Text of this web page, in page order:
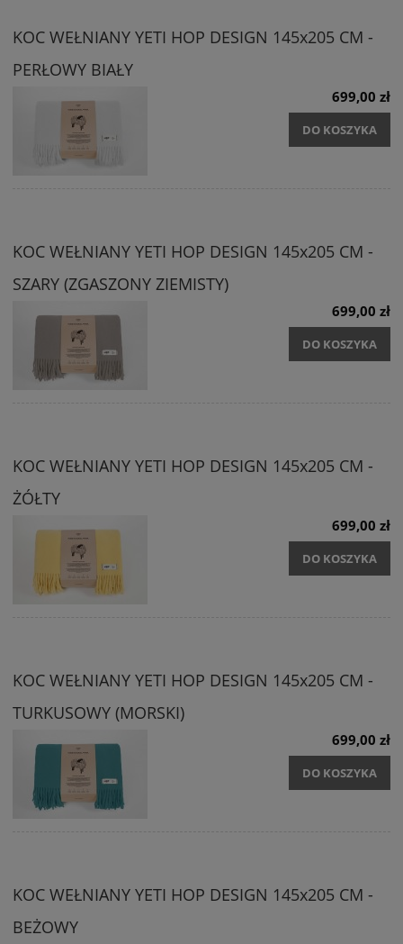
KOC WEŁNIANY YETI HOP DESIGN 145x205 CM -
PERŁOWY BIAŁY
699,00 zł
DO KOSZYKA
KOC WEŁNIANY YETI HOP DESIGN 145x205 CM -
SZARY (ZGASZONY ZIEMISTY)
699,00 zł
DO KOSZYKA
KOC WEŁNIANY YETI HOP DESIGN 145x205 CM -
ŻÓŁTY
699,00 zł
DO KOSZYKA
KOC WEŁNIANY YETI HOP DESIGN 145x205 CM -
TURKUSOWY (MORSKI)
699,00 zł
DO KOSZYKA
KOC WEŁNIANY YETI HOP DESIGN 145x205 CM -
BEŻOWY